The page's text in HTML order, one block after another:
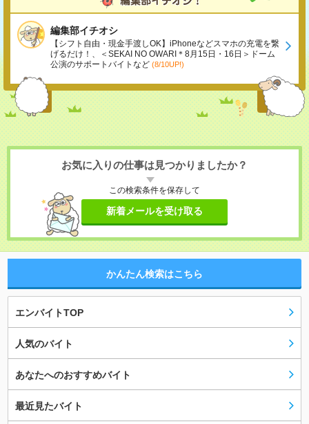
編集部イチオシ
【シフト自由・現金手渡しOK】iPhoneなどスマホの充電を繋
げるだけ！、＜SEKAI NO OWARI＊8月15日・16日＞ドーム
公演のサポートバイトなど (8/10UP!)
お気に入りの仕事は見つかりましたか？
この検索条件を保存して
新着メールを受け取る
かんたん検索はこちら
エンバイトTOP
人気のバイト
あなたへのおすすめバイト
最近見たバイト